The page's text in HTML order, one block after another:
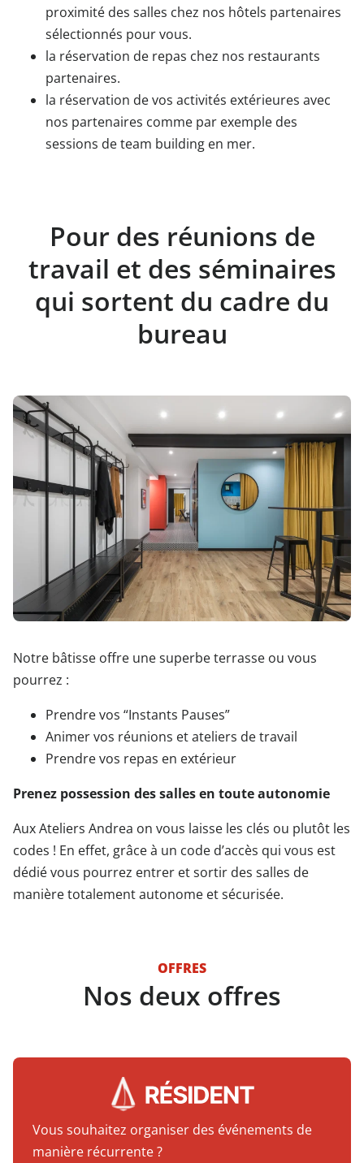
proximité des salles chez nos hôtels partenaires
sélectionnés pour vous.
la réservation de repas chez nos restaurants
partenaires.
la réservation de vos activités extérieures avec
nos partenaires comme par exemple des
sessions de team building en mer.
Pour des réunions de
travail et des séminaires
qui sortent du cadre du
bureau
Notre bâtisse offre une superbe terrasse ou vous
pourrez :
Prendre vos “Instants Pauses”
Animer vos réunions et ateliers de travail
Prendre vos repas en extérieur
Prenez possession des salles en toute autonomie
Aux Ateliers Andrea on vous laisse les clés ou plutôt les
codes ! En effet, grâce à un code d’accès qui vous est
dédié vous pourrez entrer et sortir des salles de
manière totalement autonome et sécurisée.
OFFRES
Nos deux offres
Vous souhaitez organiser des événements de
manière récurrente ?